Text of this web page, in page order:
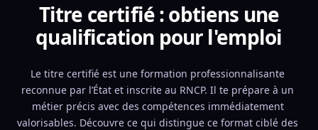
Titre certifié : obtiens une
qualification pour l'emploi
Le titre certifié est une formation professionnalisante
reconnue par l’État et inscrite au RNCP. Il te prépare à un
métier précis avec des compétences immédiatement
valorisables. Découvre ce qui distingue ce format ciblé des